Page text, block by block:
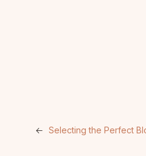
← Selecting the Perfect